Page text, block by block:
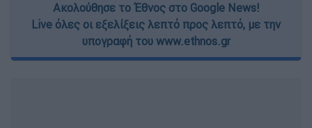
Ακολούθησε το Έθνος στο Google News!
Live όλες οι εξελίξεις λεπτό προς λεπτό, με την
υπογραφή του www.ethnos.gr